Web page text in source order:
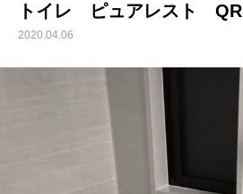
トイレ ピュアレスト QR
2020.04.06